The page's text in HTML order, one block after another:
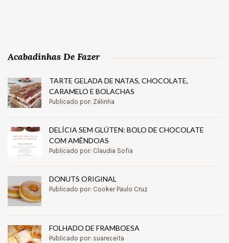
Acabadinhas De Fazer
TARTE GELADA DE NATAS, CHOCOLATE,
CARAMELO E BOLACHAS
Publicado por: Zélinha
DELÍCIA SEM GLÚTEN: BOLO DE CHOCOLATE
COM AMÊNDOAS
Publicado por: Claudia Sofia
DONUTS ORIGINAL
Publicado por: Cooker Paulo Cruz
FOLHADO DE FRAMBOESA
Publicado por: suareceita